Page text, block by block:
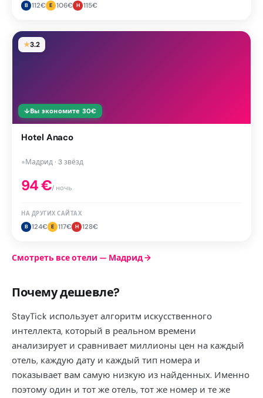
B 112€ E 106€ H 115€
★3.2
↓Вы экономите 30€
Hotel Anaco
●Мадрид · 3 звёзд
94€/ ночь
НА ДРУГИХ САЙТАХ
B 124€ E 117€ H 128€
Смотреть все отели — Мадрид→
Почему дешевле?
StayTick использует алгоритм искусственного
интеллекта, который в реальном времени
анализирует и сравнивает миллионы цен на каждый
отель, каждую дату и каждый тип номера и
показывает вам самую низкую из найденных. Именно
поэтому один и тот же отель, тот же номер и те же